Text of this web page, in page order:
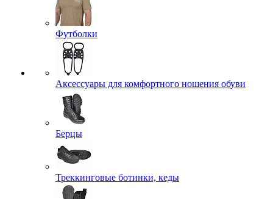
Футболки
Аксессуары для комфортного ношения обуви
Берцы
Треккинговые ботинки, кеды